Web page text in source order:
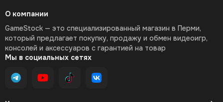
О компании
GameStock — это специализированный магазин в Перми,
который предлагает покупку, продажу и обмен видеоигр,
консолей и аксессуаров с гарантией на товар
Мы в социальных сетях